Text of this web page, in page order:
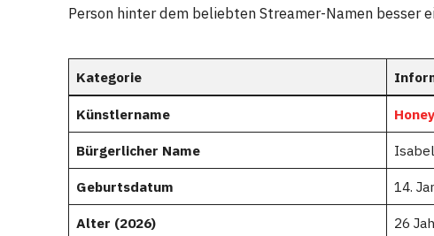
Person hinter dem beliebten Streamer-Namen besser
Kategorie
Künstlername
Bürgerlicher Name
Geburtsdatum 14.
Alter (2026) 26